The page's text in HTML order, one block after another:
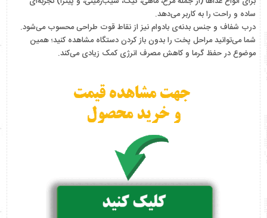
ساده و راحت را به کاربر می‌دهد.
درب شفاف و جنس بدنه‌ی بادوام نیز از نقاط قوت طراحی محسوب می‌شود.
شما می‌توانید مراحل پخت را بدون باز کردن دستگاه مشاهده کنید؛ همین
موضوع در حفظ گرما و کاهش مصرف انرژی کمک زیادی می‌کند.